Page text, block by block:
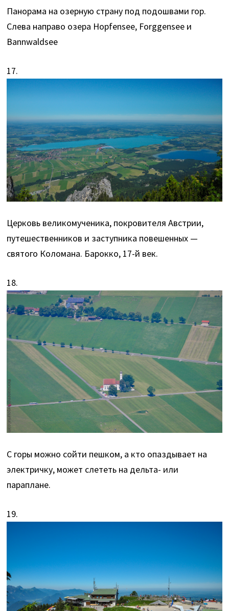
Панорама на озерную страну под подошвами гор.
Слева направо озера Hopfensee, Forggensee и
Bannwaldsee
17.
Церковь великомученика, покровителя Австрии,
путешественников и заступника повешенных —
святого Коломана. Барокко, 17-й век.
18.
С горы можно сойти пешком, а кто опаздывает на
электричку, может слететь на дельта- или
параплане.
19.